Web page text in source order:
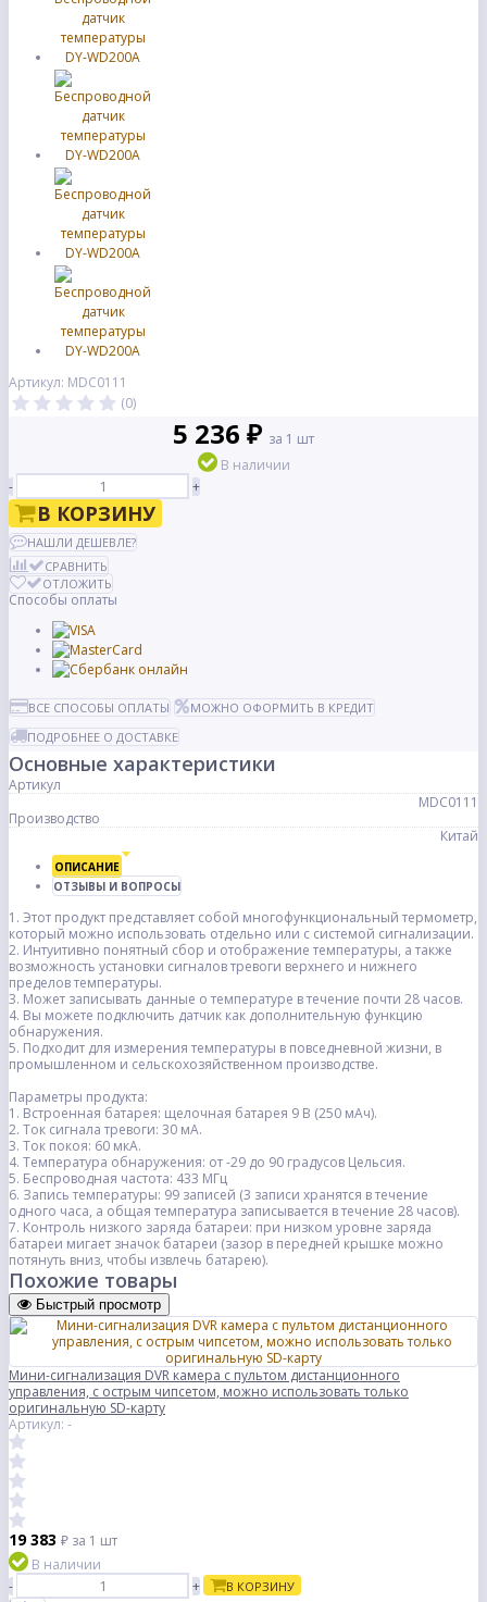
Артикул: MDC0111
(0)
5 236 ₽ за 1 шт
В наличии
-
+
В КОРЗИНУ
НАШЛИ ДЕШЕВЛЕ?
СРАВНИТЬ
ОТЛОЖИТЬ
Способы оплаты
ВСЕ СПОСОБЫ ОПЛАТЫ
МОЖНО ОФОРМИТЬ В КРЕДИТ
ПОДРОБНЕЕ О ДОСТАВКЕ
Основные характеристики
Артикул
MDC0111
Производство
Китай
ОПИСАНИЕ
ОТЗЫВЫ И ВОПРОСЫ
1. Этот продукт представляет собой многофункциональный термометр,
который можно использовать отдельно или с системой сигнализации.
2. Интуитивно понятный сбор и отображение температуры, а также
возможность установки сигналов тревоги верхнего и нижнего
пределов температуры.
3. Может записывать данные о температуре в течение почти 28 часов.
4. Вы можете подключить датчик как дополнительную функцию
обнаружения.
5. Подходит для измерения температуры в повседневной жизни, в
промышленном и сельскохозяйственном производстве.
Параметры продукта:
1. Встроенная батарея: щелочная батарея 9 В (250 мАч).
2. Ток сигнала тревоги: 30 мА.
3. Ток покоя: 60 мкА.
4. Температура обнаружения: от -29 до 90 градусов Цельсия.
5. Беспроводная частота: 433 МГц
6. Запись температуры: 99 записей (3 записи хранятся в течение
одного часа, а общая температура записывается в течение 28 часов).
7. Контроль низкого заряда батареи: при низком уровне заряда
батареи мигает значок батареи (зазор в передней крышке можно
потянуть вниз, чтобы извлечь батарею).
Похожие товары
Быстрый просмотр
Мини-сигнализация DVR камера с пультом дистанционного
управления, с острым чипсетом, можно использовать только
оригинальную SD-карту
Артикул: -
19 383 ₽ за 1 шт
В наличии
-
+ В КОРЗИНУ